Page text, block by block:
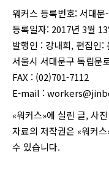
워커스 등록번호: 서대
등록일자: 2017년 3월 13
발행인 : 강내희, 편집인:
서울시 서대문구 독립문
FAX : (02)701-7112
E-mail :
«워커스»에 실린 글, 사
자료의 저작권은 «워커
수 있습니다.